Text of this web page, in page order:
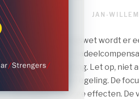
6 OKTOBER 2023 JAN-
Met de Omgevingswet wordt er
geïntroduceerd:
planschaderegeling. Let op, niet
de inhoud van de regeling. De
werkelijke nadelige effecten. De